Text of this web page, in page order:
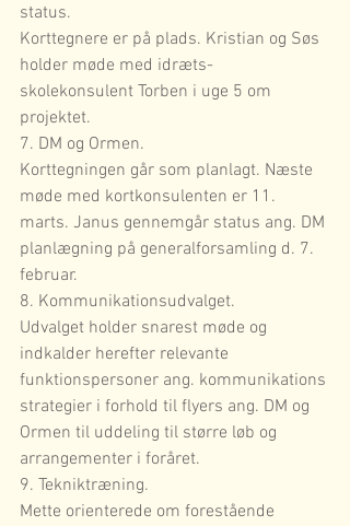
status.
Korttegnere er på plads. Kristian og Søs
holder møde med idræts-
skolekonsulent Torben i uge 5 om
projektet.
7. DM og Ormen.
Korttegningen går som planlagt. Næste
møde med kortkonsulenten er 11.
marts. Janus gennemgår status ang. DM
planlægning på generalforsamling d. 7.
februar.
8. Kommunikationsudvalget.
Udvalget holder snarest møde og
indkalder herefter relevante
funktionspersoner ang. kommunikations
strategier i forhold til flyers ang. DM og
Ormen til uddeling til større løb og
arrangementer i foråret.
9. Tekniktræning.
Mette orienterede om forestående